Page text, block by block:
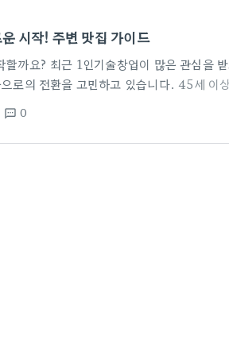
시작! 주변 맛집 가이드
할까요? 최근 1인기술창업이 많은 관심을
로의 전환을 고민하고 있습니다. 45세 이
드시 알아야 할 것이 있습니다. 1인 기술용
요건: 각 자치단체의 등록 규칙을 확인해야
textsms 0